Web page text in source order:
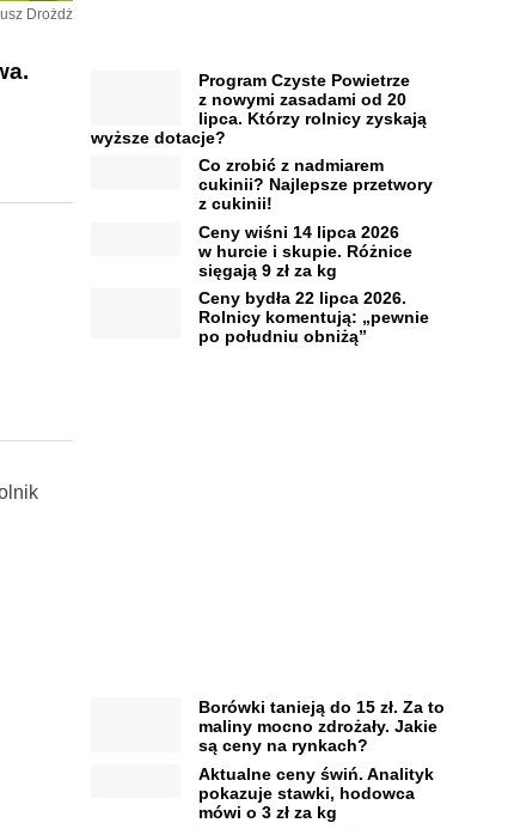
Drożdż
Program Czyste Powietrze
z nowymi zasadami od 20
lipca. Którzy rolnicy zyskają
wyższe dotacje?
Co zrobić z nadmiarem
cukinii? Najlepsze przetwory
z cukinii!
Ceny wiśni 14 lipca 2026
w hurcie i skupie. Różnice
sięgają 9 zł za kg
Ceny bydła 22 lipca 2026.
Rolnicy komentują: „pewnie
po południu obniżą”
Borówki tanieją do 15 zł. Za to
maliny mocno zdrożały. Jakie
są ceny na rynkach?
Aktualne ceny świń. Analityk
pokazuje stawki, hodowca
mówi o 3 zł za kg